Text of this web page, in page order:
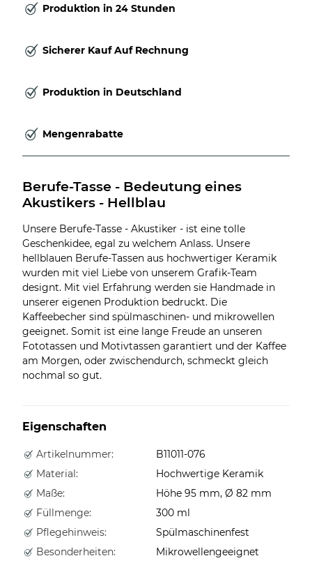
Produktion in 24 Stunden
Sicherer Kauf Auf Rechnung
Produktion in Deutschland
Mengenrabatte
Berufe-Tasse - Bedeutung eines
Akustikers - Hellblau
Unsere Berufe-Tasse - Akustiker - ist eine tolle
Geschenkidee, egal zu welchem Anlass. Unsere
hellblauen Berufe-Tassen aus hochwertiger Keramik
wurden mit viel Liebe von unserem Grafik-Team
designt. Mit viel Erfahrung werden sie Handmade in
unserer eigenen Produktion bedruckt. Die
Kaffeebecher sind spülmaschinen- und mikrowellen
geeignet. Somit ist eine lange Freude an unseren
Fototassen und Motivtassen garantiert und der Kaffee
am Morgen, oder zwischendurch, schmeckt gleich
nochmal so gut.
Eigenschaften
Artikelnummer:
B11011-076
Material:
Hochwertige Keramik
Maße:
Höhe 95 mm, Ø 82 mm
Füllmenge:
300 ml
Pflegehinweis:
Spülmaschinenfest
Besonderheiten:
Mikrowellengeeignet